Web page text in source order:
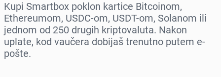
Kupi Smartbox poklon kartice Bitcoinom,
Ethereumom, USDC-om, USDT-om, Solanom ili
jednom od 250 drugih kriptovaluta. Nakon
uplate, kod vaučera dobijaš trenutno putem e-
pošte.